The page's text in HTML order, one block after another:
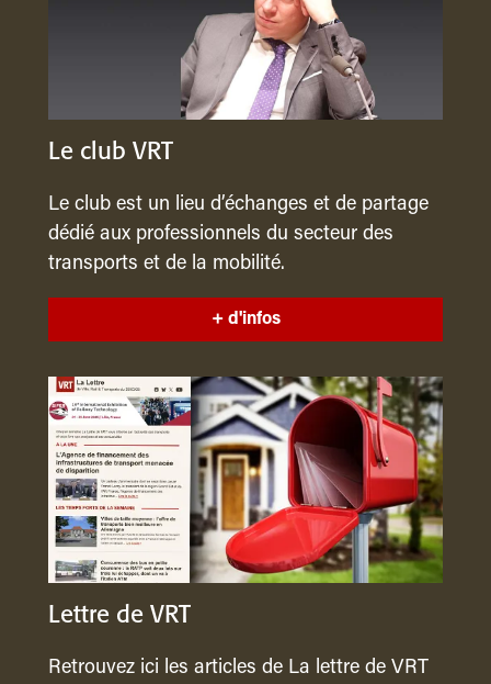
Le club VRT
Le club est un lieu d’échanges et de partage
dédié aux professionnels du secteur des
transports et de la mobilité.
+ d'infos
Lettre de VRT
Retrouvez ici les articles de La lettre de VRT